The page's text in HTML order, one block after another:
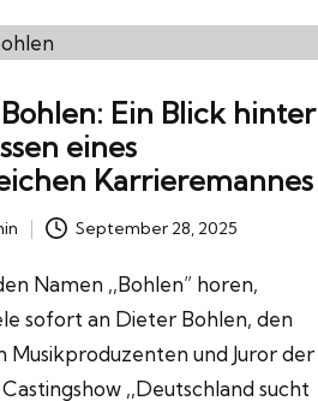
Ein Blick hinter
eines
Karrieremannes
September 28, 2025
Namen ,,Bohlen” horen,
sofort an Dieter Bohlen, den
Musikproduzenten und Juror der
,,Deutschland sucht